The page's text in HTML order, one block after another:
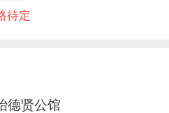
待定
德贤公馆